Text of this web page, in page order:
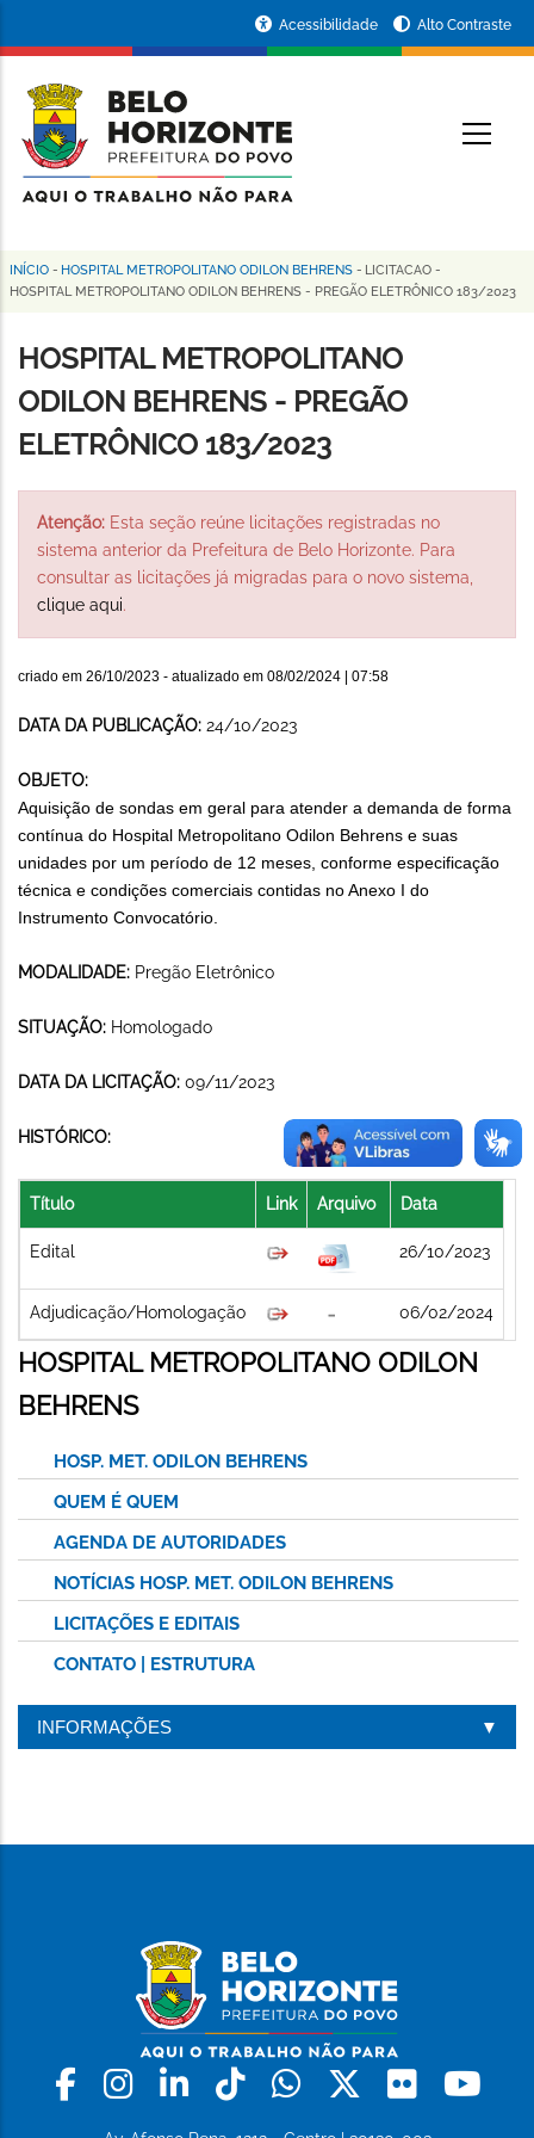
conteúdo
principal
da
Prefeitura
de
Horizonte
Acessibilidade Alto Contraste
Trilha
navegação
INÍCIO - HOSPITAL METROPOLITANO ODILON BEHRENS - LICITACAO -
HOSPITAL METROPOLITANO ODILON BEHRENS - PREGÃO ELETRÔNICO 183/2023
HOSPITAL METROPOLITANO
ODILON BEHRENS - PREGÃO
ELETRÔNICO 183/2023
Atenção: Esta seção reúne licitações registradas no
sistema anterior da Prefeitura de Belo Horizonte. Para
consultar as licitações já migradas para o novo sistema,
clique aqui.
criado em 26/10/2023 - atualizado em 08/02/2024 | 07:58
DATA DA PUBLICAÇÃO: 24/10/2023
OBJETO:
Aquisição de sondas em geral para atender a demanda de forma
contínua do Hospital Metropolitano Odilon Behrens e suas
unidades por um período de 12 meses, conforme especificação
técnica e condições comerciais contidas no Anexo I do
Instrumento Convocatório.
MODALIDADE: Pregão Eletrônico
SITUAÇÃO: Homologado
DATA DA LICITAÇÃO: 09/11/2023
HISTÓRICO:
Título Link Arquivo Data
Edital 26/10/2023
Adjudicação/Homologação 06/02/2024
HOSPITAL METROPOLITANO ODILON
BEHRENS
HOSP. MET. ODILON BEHRENS
QUEM É QUEM
AGENDA DE AUTORIDADES
NOTÍCIAS HOSP. MET. ODILON BEHRENS
LICITAÇÕES E EDITAIS
CONTATO | ESTRUTURA
INFORMAÇÕES
Facebook
Instagram
LinkedinTiktokWhatsapp
X Flickr